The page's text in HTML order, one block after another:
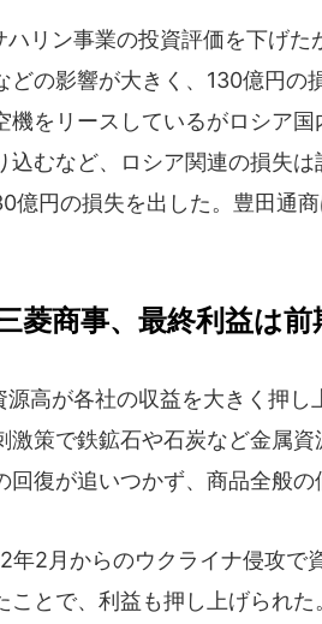
リン事業の投資評価を下げ
どの影響が大きく、130億円の
機をリースしているがロシア
込むなど、ロシア関連の損失
億円の損失を出した。豊田通商
菱商事、最終利益は
高が各社の収益を大きく押し
激策で鉄鉱石や石炭など金属
回復が追いつかず、商品全般の
2月からのウクライナ侵攻で
ことで、利益も押し上げられ